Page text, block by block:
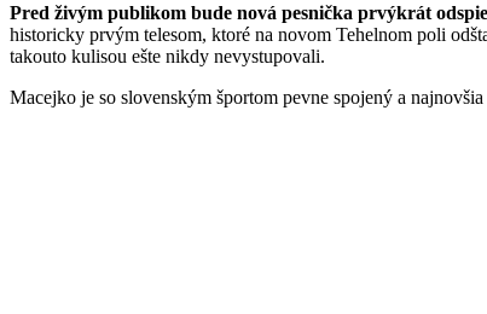
Pred živým publikom bude nová pesnička prvýkrát
historicky prvým telesom, ktoré na novom Tehelnom poli
takouto kulisou ešte nikdy nevystupovali.
Macejko je so slovenským športom pevne spojený a